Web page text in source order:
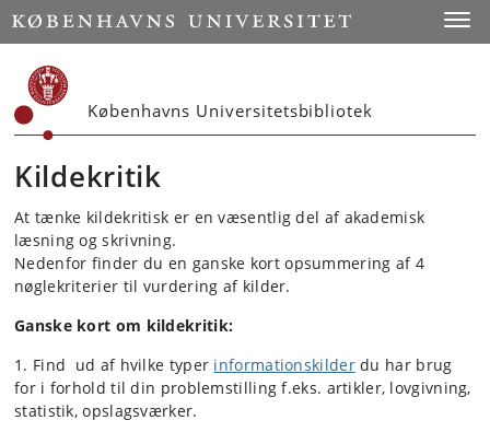
Start
Københavns Universitetsbibliotek
Kildekritik
At tænke kildekritisk er en væsentlig del af akademisk
læsning og skrivning.
Nedenfor finder du en ganske kort opsummering af 4
nøglekriterier til vurdering af kilder.
Ganske kort om kildekritik:
1. Find ud af hvilke typer informationskilderdu har brug
for i forhold til din problemstilling f.eks. artikler, lovgivning,
statistik, opslagsværker.